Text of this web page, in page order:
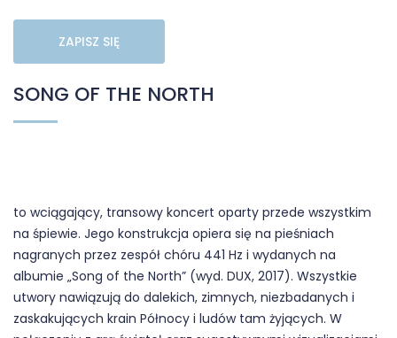
ZAPISZ SIĘ
SONG OF THE NORTH
to wciągający, transowy koncert oparty przede wszystkim
na śpiewie. Jego konstrukcja opiera się na pieśniach
nagranych przez zespół chóru 441 Hz i wydanych na
albumie „Song of the North” (wyd. DUX, 2017). Wszystkie
utwory nawiązują do dalekich, zimnych, niezbadanych i
zaskakujących krain Północy i ludów tam żyjących. W